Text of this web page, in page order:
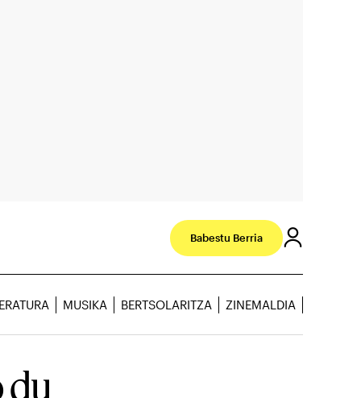
Babestu Berria
MUSIKA BERTSOLARITZA ZINEMALDIA
du